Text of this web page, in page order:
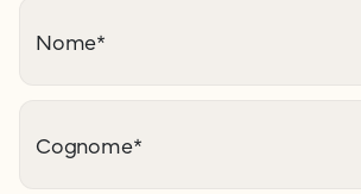
Nome*
Cognome*